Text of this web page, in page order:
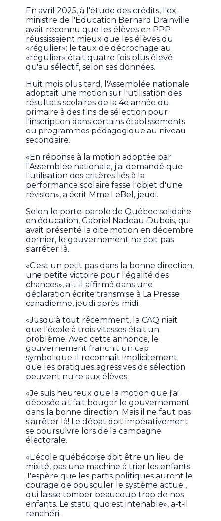
En avril 2025, à l'étude des crédits, l'ex-
ministre de l'Éducation Bernard Drainville
avait reconnu que les élèves en PPP
réussissaient mieux que les élèves du
«régulier»: le taux de décrochage au
«régulier» était quatre fois plus élevé
qu'au sélectif, selon ses données.
Huit mois plus tard, l'Assemblée nationale
adoptait une motion sur l'utilisation des
résultats scolaires de la 4e année du
primaire à des fins de sélection pour
l'inscription dans certains établissements
ou programmes pédagogique au niveau
secondaire.
«En réponse à la motion adoptée par
l'Assemblée nationale, j'ai demandé que
l'utilisation des critères liés à la
performance scolaire fasse l'objet d'une
révision», a écrit Mme LeBel, jeudi.
Selon le porte-parole de Québec solidaire
en éducation, Gabriel Nadeau-Dubois, qui
avait présenté la dite motion en décembre
dernier, le gouvernement ne doit pas
s'arrêter là.
«C'est un petit pas dans la bonne direction,
une petite victoire pour l'égalité des
chances», a-t-il affirmé dans une
déclaration écrite transmise à La Presse
canadienne, jeudi après-midi.
«Jusqu'à tout récemment, la CAQ niait
que l'école à trois vitesses était un
problème. Avec cette annonce, le
gouvernement franchit un cap
symbolique: il reconnaît implicitement
que les pratiques agressives de sélection
peuvent nuire aux élèves.
«Je suis heureux que la motion que j'ai
déposée ait fait bouger le gouvernement
dans la bonne direction. Mais il ne faut pas
s'arrêter là! Le débat doit impérativement
se poursuivre lors de la campagne
électorale.
«L'école québécoise doit être un lieu de
mixité, pas une machine à trier les enfants.
J'espère que les partis politiques auront le
courage de bousculer le système actuel,
qui laisse tomber beaucoup trop de nos
enfants. Le statu quo est intenable», a-t-il
renchéri.